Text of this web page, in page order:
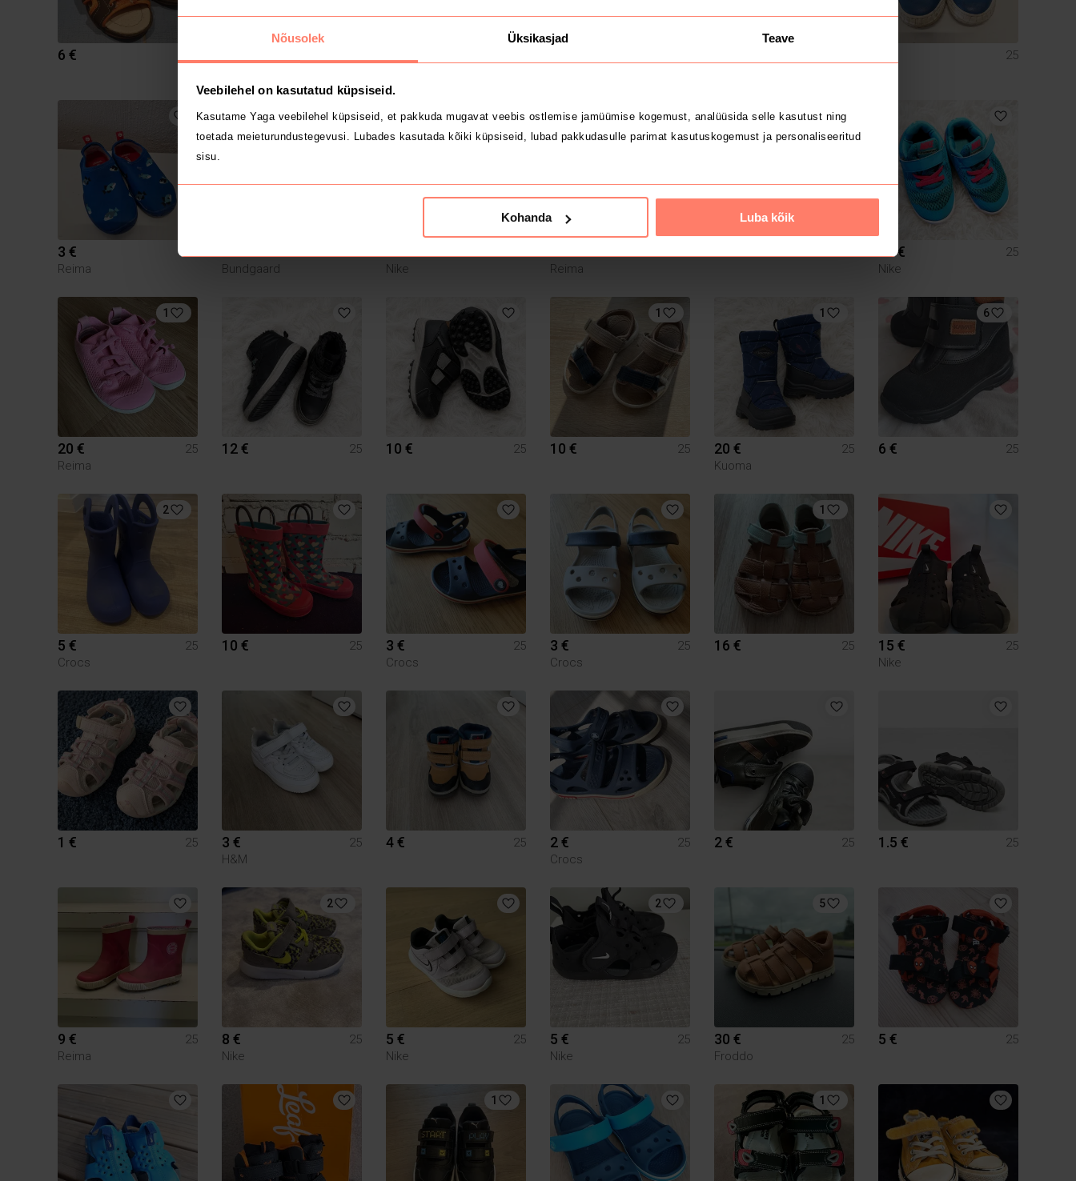
Nõusolek Üksikasjad Teave
Veebilehel on kasutatud küpsiseid.
Kasutame Yaga veebilehel küpsiseid, et pakkuda mugavat veebis ostlemise jamüümise kogemust, analüüsida selle kasutust ning
toetada meieturundustegevusi. Lubades kasutada kõiki küpsiseid, lubad pakkudasulle parimat kasutuskogemust ja personaliseeritud
sisu.
Kohanda Luba kõik
6 € 25
3 €
Reima
1
Bundgaard
Nike
4
Reima
12 €
25
Nike
1
20 €
25
Reima
12 € 25 10 € 25
1
10 € 25
1
20 €
25
Kuoma
6
6 € 25
2
5 €
25
Crocs
10 € 25 3 €
25
Crocs
3 €
25
Crocs
1
16 € 25 15 €
25
Nike
1 € 25 3 €
25
H&M
4 € 25 2 €
25
Crocs
2 € 25 1.5 € 25
9 €
25
Reima
2
8 €
25
Nike
5 €
25
Nike
2
5 €
25
Nike
5
30 €
25
Froddo
5 € 25
1 1